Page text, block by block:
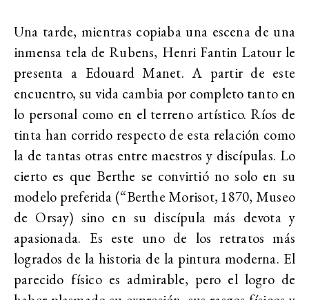
Una tarde, mientras copiaba una escena de una
inmensa tela de Rubens, Henri Fantin Latour le
presenta a Edouard Manet. A partir de este
encuentro, su vida cambia por completo tanto en
lo personal como en el terreno artístico. Ríos de
tinta han corrido respecto de esta relación como
la de tantas otras entre maestros y discípulas. Lo
cierto es que Berthe se convirtió no solo en su
modelo preferida (“Berthe Morisot, 1870, Museo
de Orsay) sino en su discípula más devota y
apasionada. Es este uno de los retratos más
logrados de la historia de la pintura moderna. El
parecido físico es admirable, pero el logro de